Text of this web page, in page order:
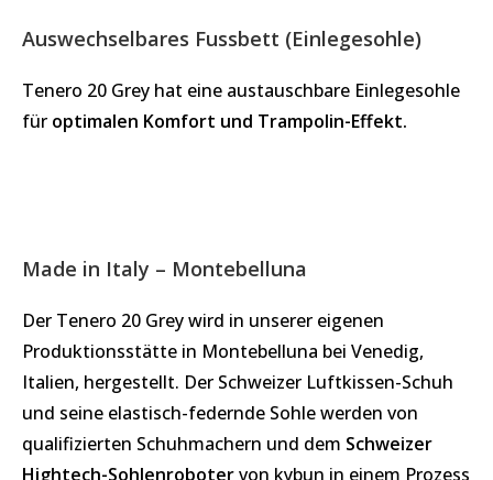
Auswechselbares Fussbett (Einlegesohle)
Tenero 20 Grey hat eine austauschbare Einlegesohle
für optimalen Komfort und Trampolin-Effekt.
Made in Italy – Montebelluna
Der Tenero 20 Grey wird in unserer eigenen
Produktionsstätte in Montebelluna bei Venedig,
Italien, hergestellt. Der Schweizer Luftkissen-Schuh
und seine elastisch-federnde Sohle werden von
qualifizierten Schuhmachern und dem Schweizer
Hightech-Sohlenrobotervon kybun in einem Prozess